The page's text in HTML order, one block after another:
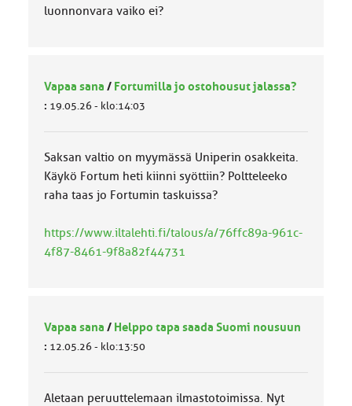
luonnonvara vaiko ei?
Vapaa sana / Fortumilla jo ostohousut jalassa?
: 19.05.26 - klo:14:03
Saksan valtio on myymässä Uniperin osakkeita.
Käykö Fortum heti kiinni syöttiin? Poltteleeko
raha taas jo Fortumin taskuissa?
https://www.iltalehti.fi/talous/a/76ffc89a-961c-
4f87-8461-9f8a82f44731
Vapaa sana / Helppo tapa saada Suomi nousuun
: 12.05.26 - klo:13:50
Aletaan peruuttelemaan ilmastotoimissa. Nyt